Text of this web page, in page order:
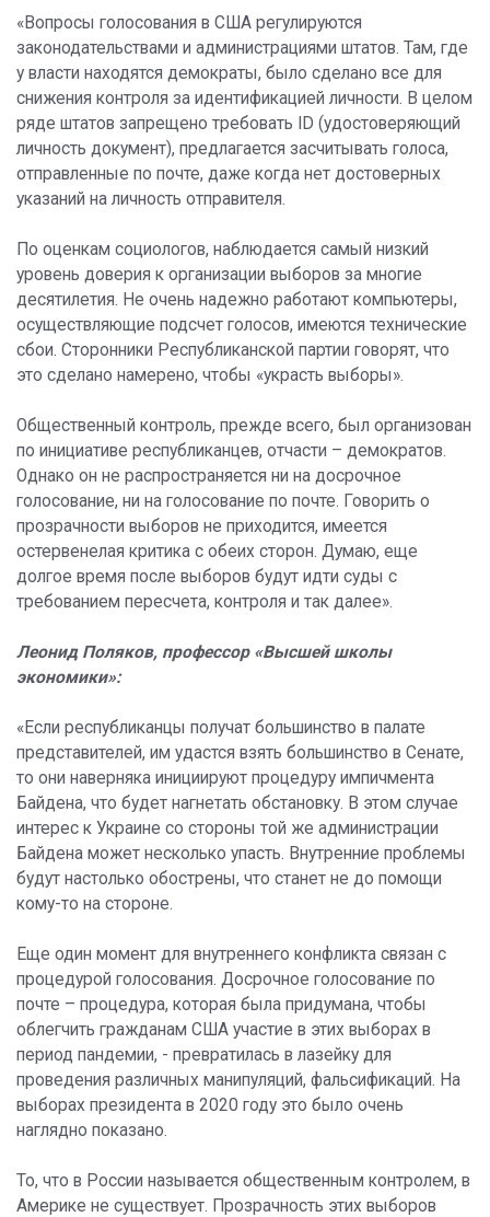
«Вопросы голосования в США регулируются
законодательствами и администрациями штатов. Там, где
у власти находятся демократы, было сделано все для
снижения контроля за идентификацией личности. В целом
ряде штатов запрещено требовать ID (удостоверяющий
личность документ), предлагается засчитывать голоса,
отправленные по почте, даже когда нет достоверных
указаний на личность отправителя.
По оценкам социологов, наблюдается самый низкий
уровень доверия к организации выборов за многие
десятилетия. Не очень надежно работают компьютеры,
осуществляющие подсчет голосов, имеются технические
сбои. Сторонники Республиканской партии говорят, что
это сделано намерено, чтобы «украсть выборы».
Общественный контроль, прежде всего, был организован
по инициативе республиканцев, отчасти – демократов.
Однако он не распространяется ни на досрочное
голосование, ни на голосование по почте. Говорить о
прозрачности выборов не приходится, имеется
остервенелая критика с обеих сторон. Думаю, еще
долгое время после выборов будут идти суды с
требованием пересчета, контроля и так далее».
Леонид Поляков, профессор «Высшей школы
экономики»:
«Если республиканцы получат большинство в палате
представителей, им удастся взять большинство в Сенате,
то они наверняка инициируют процедуру импичмента
Байдена, что будет нагнетать обстановку. В этом случае
интерес к Украине со стороны той же администрации
Байдена может несколько упасть. Внутренние проблемы
будут настолько обострены, что станет не до помощи
кому-то на стороне.
Еще один момент для внутреннего конфликта связан с
процедурой голосования. Досрочное голосование по
почте – процедура, которая была придумана, чтобы
облегчить гражданам США участие в этих выборах в
период пандемии, - превратилась в лазейку для
проведения различных манипуляций, фальсификаций. На
выборах президента в 2020 году это было очень
наглядно показано.
То, что в России называется общественным контролем, в
Америке не существует. Прозрачность этих выборов